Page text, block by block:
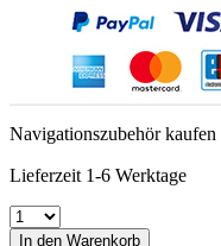
Navigationszubehör kaufen
Lieferzeit 1-6 Werktage
In den Warenkorb